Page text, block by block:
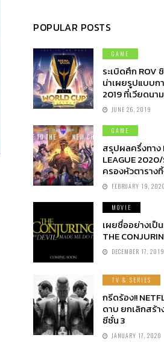
POPULAR POSTS
GAME
ระเบิดศึก ROV
น่าเผยรูปแบบก
2019 ที่เวียดนาม
JUNE 26, 2019
GAME
สรุปผลครึ่งทาง
LEAGUE
ครองหัวตาราง
FEBRUARY 19, 2020
MOVIE
เผยชื่ออย่างเป็
THE
DECEMBER 17, 2019
TV & SERIES
กรีดร้อง!!
ดาบ ยกเลิกสร้า
ซีซั่น 3
JANUARY 17, 2020